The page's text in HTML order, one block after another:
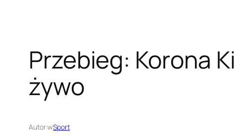
Przebieg: Korona
żywo
Autor:wSport